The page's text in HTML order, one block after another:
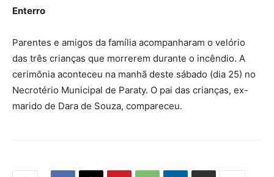
Enterro
Parentes e amigos da família acompanharam o velório
das três crianças que morrerem durante o incêndio. A
cerimônia aconteceu na manhã deste sábado (dia 25) no
Necrotério Municipal de Paraty. O pai das crianças, ex-
marido de Dara de Souza, compareceu.